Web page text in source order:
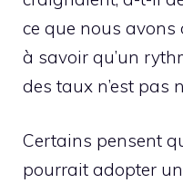
ce que nous avons
à savoir qu’un
des taux n’est pas
Certains pensent
pourrait adopter